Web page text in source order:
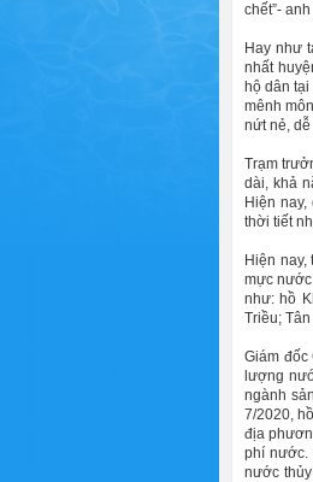
chết”-
Hay như
nhất
hộ dân
mênh
nứt nẻ,
Trạm
dài, khả
Hiện
thời tiết
Hiện
mực
như: hồ
Triều;
Giám đốc
lượng
ngành
7/2020,
địa
phí nước.
nước